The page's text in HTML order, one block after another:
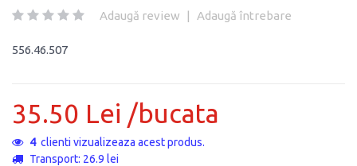
Adaugă review | Adaugă întrebare
556.46.507
35.50 Lei /bucata
5clienti vizualizeaza acest produs.
Transport: 26.9 lei